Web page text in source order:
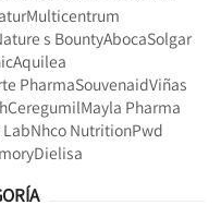
Multicentrum
s BountyAbocaSolgar
Aquilea
PharmaSouvenaidViñas
CeregumilMayla Pharma
LabNhco NutritionPwd
Dielisa